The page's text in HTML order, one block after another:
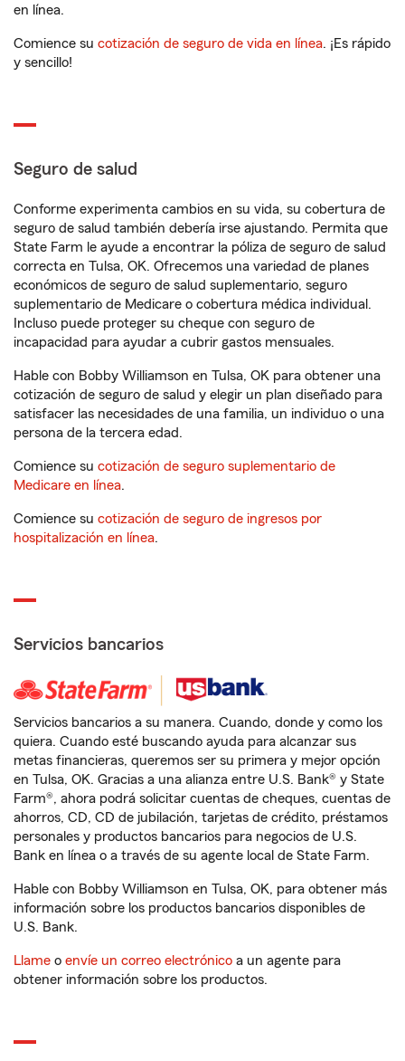
en línea.
Comience su cotización de seguro de vida en línea. ¡Es rápido
y sencillo!
Seguro de salud
Conforme experimenta cambios en su vida, su cobertura de
seguro de salud también debería irse ajustando. Permita que
State Farm le ayude a encontrar la póliza de seguro de salud
correcta en Tulsa, OK. Ofrecemos una variedad de planes
económicos de seguro de salud suplementario, seguro
suplementario de Medicare o cobertura médica individual.
Incluso puede proteger su cheque con seguro de
incapacidad para ayudar a cubrir gastos mensuales.
Hable con Bobby Williamson en Tulsa, OK para obtener una
cotización de seguro de salud y elegir un plan diseñado para
satisfacer las necesidades de una familia, un individuo o una
persona de la tercera edad.
Comience su cotización de seguro suplementario de
Medicare en línea.
Comience su cotización de seguro de ingresos por
hospitalización en línea.
Servicios bancarios
Servicios bancarios a su manera. Cuando, donde y como los
quiera. Cuando esté buscando ayuda para alcanzar sus
metas financieras, queremos ser su primera y mejor opción
en Tulsa, OK. Gracias a una alianza entre U.S. Bank® y State
Farm®, ahora podrá solicitar cuentas de cheques, cuentas de
ahorros, CD, CD de jubilación, tarjetas de crédito, préstamos
personales y productos bancarios para negocios de U.S.
Bank en línea o a través de su agente local de State Farm.
Hable con Bobby Williamson en Tulsa, OK, para obtener más
información sobre los productos bancarios disponibles de
U.S. Bank.
Llame o envíe un correo electrónico a un agente para
obtener información sobre los productos.